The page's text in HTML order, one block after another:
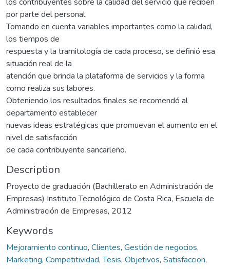
por parte del personal.
Tomando en cuenta variables importantes como la calidad,
los tiempos de
respuesta y la tramitología de cada proceso, se definió esa
situación real de la
atención que brinda la plataforma de servicios y la forma
como realiza sus labores.
Obteniendo los resultados finales se recomendó al
departamento establecer
nuevas ideas estratégicas que promuevan el aumento en el
nivel de satisfacción
de cada contribuyente sancarleño.
Description
Proyecto de graduación (Bachillerato en Administración de
Empresas) Instituto Tecnológico de Costa Rica, Escuela de
Administración de Empresas, 2012
Keywords
Mejoramiento continuo, Clientes, Gestión de negocios,
Marketing, Competitividad,Tesis, Objetivos, Satisfaccion,